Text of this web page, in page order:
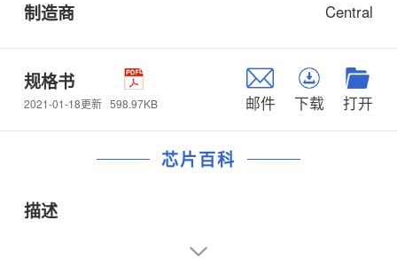
制造商 Central
规格书
2021-01-18更新 598.97KB 邮件 下载 打开
芯片百科
描述